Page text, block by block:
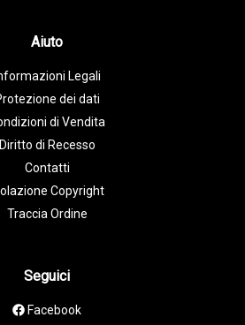
Aiuto
Legali
dei dati
di Vendita
Diritto di Recesso
Contatti
Copyright
Traccia Ordine
Seguici
Facebook